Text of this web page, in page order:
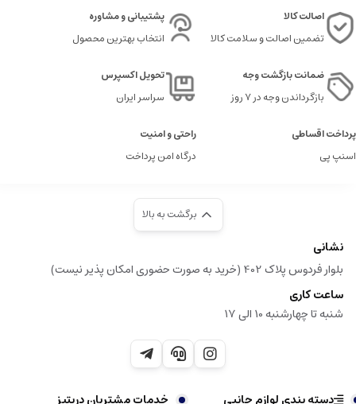
اصالت کالا
تضمین اصالت و سلامت کالا
پشتیبانی و مشاوره
انتخاب بهترین محصول
ضمانت بازگشت وجه
بازگرداندن وجه در ۷ روز
تحویل اکسپرس
سراسر ایران
پرداخت اقساطی
اسنپ پی
راحتی و امنیت
درگاه امن پرداخت
برگشت به بالا
نشانی
بلوار فردوس پلاک 402 (خرید به صورت حضوری امکان پذیر نیست)
ساعت کاری
شنبه تا چهارشنبه 10 الی 17
دسته بندی لوازم جانبی خدمات مشتریان دریتیز